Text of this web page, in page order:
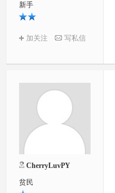
新手
加关注 写私信
CherryLuvPY
贫民